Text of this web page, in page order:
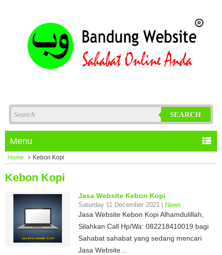
SEARCH
Menu
Home Kebon Kopi
Kebon Kopi
Jasa Website Kebon Kopi
Saturday 11 December 2021 | News
Jasa Website Kebon Kopi Alhamdulillah,
Silahkan Call Hp/Wa: 082218410019 bagi
Sahabat sahabat yang sedang mencari
Jasa Website…